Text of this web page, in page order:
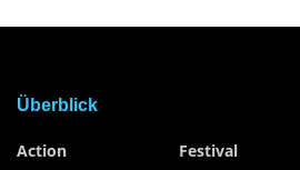
Überblick
Action
Festival